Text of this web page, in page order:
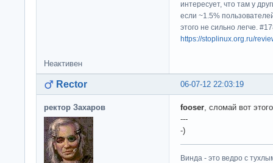
интересует, что там у
если ~1.5%
этого не сильно легче.
https://stoplinux.org.ru/
Неактивен
06-07-12 22:03:19
Rector
ректор Захаров fooser , сломай вот
---
-)
Винда - это ведро с